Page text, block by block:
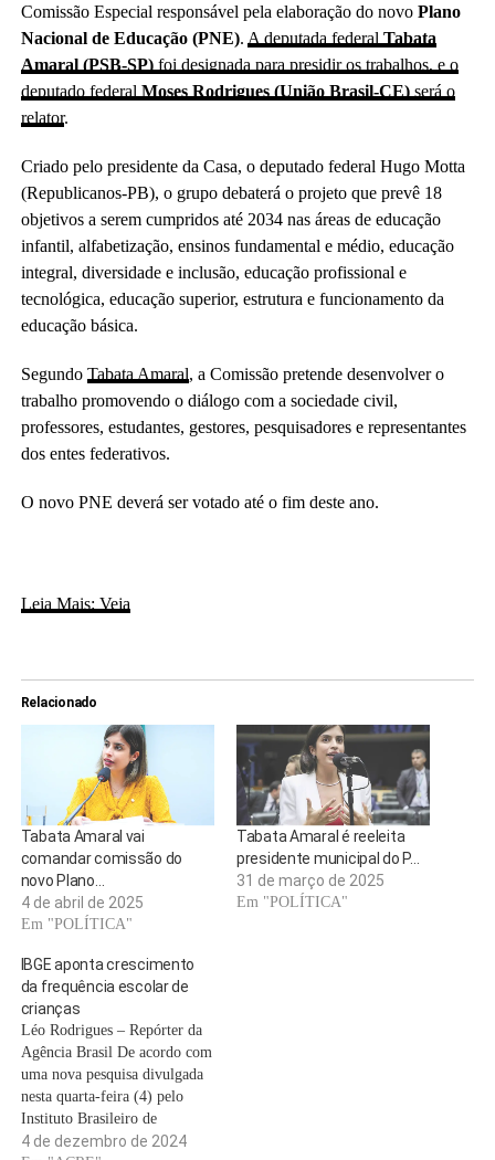
Comissão Especial responsável pela elaboração do novo Plano
Nacional de Educação (PNE). A deputada federal Tabata
Amaral (PSB-SP)foi designada para presidir os trabalhos, e o
deputado federal Moses Rodrigues (União Brasil-CE)será o
relator.
Criado pelo presidente da Casa, o deputado federal Hugo Motta
(Republicanos-PB), o grupo debaterá o projeto que prevê 18
objetivos a serem cumpridos até 2034 nas áreas de educação
infantil, alfabetização, ensinos fundamental e médio, educação
integral, diversidade e inclusão, educação profissional e
tecnológica, educação superior, estrutura e funcionamento da
educação básica.
Segundo Tabata Amaral, a Comissão pretende desenvolver o
trabalho promovendo o diálogo com a sociedade civil,
professores, estudantes, gestores, pesquisadores e representantes
dos entes federativos.
O novo PNE deverá ser votado até o fim deste ano.
Leia Mais: Veja
Relacionado
Tabata Amaral vai
comandar comissão do
novo Plano…
4 de abril de 2025
Em "POLÍTICA"
Tabata Amaral é reeleita
presidente municipal do P…
31 de março de 2025
Em "POLÍTICA"
IBGE aponta crescimento
da frequência escolar de
crianças
Léo Rodrigues – Repórter da
Agência Brasil De acordo com
uma nova pesquisa divulgada
nesta quarta-feira (4) pelo
Instituto Brasileiro de
Geografia e Estatística
4 de dezembro de 2024